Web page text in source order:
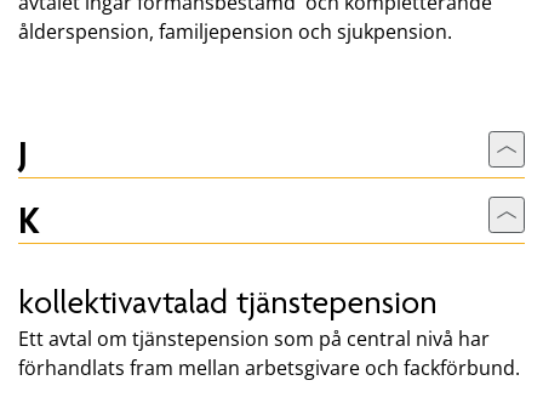
ålderspension, familjepension och sjukpension.
J Till
K Till
kollektivavtalad tjänstepension
Ett avtal om tjänstepension som på central nivå har
förhandlats fram mellan arbetsgivare och fackförbund.